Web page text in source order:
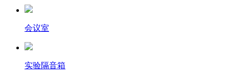
会议室
实验隔音箱